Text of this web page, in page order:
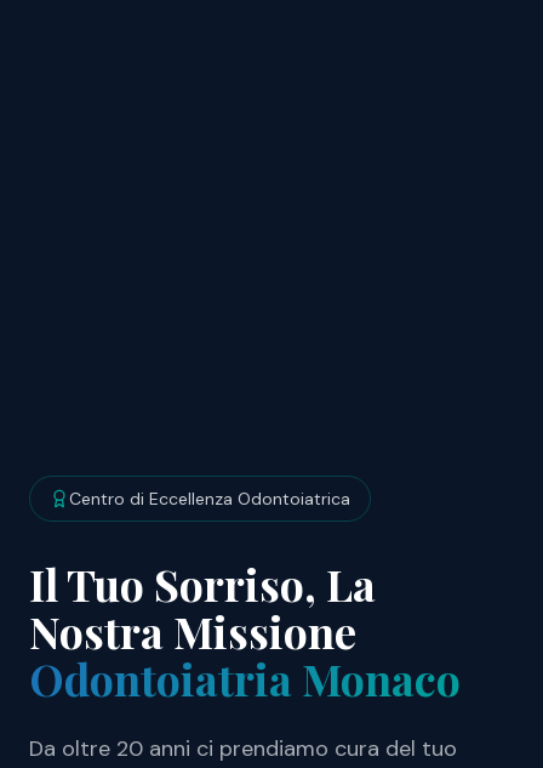
Centro di Eccellenza Odontoiatrica
Il Tuo Sorriso, La
Nostra Missione
Odontoiatria Monaco
Da oltre 20 anni ci prendiamo cura del tuo